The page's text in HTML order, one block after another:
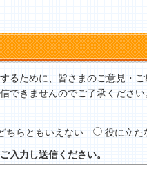
るために、皆さまのご意見・ご
できませんのでご了承ください
ちらともいえない
役に立た
入力し送信ください。